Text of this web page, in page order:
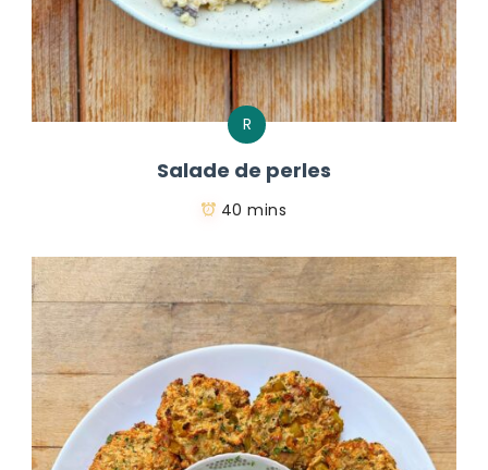
R
Salade de perles
40 mins